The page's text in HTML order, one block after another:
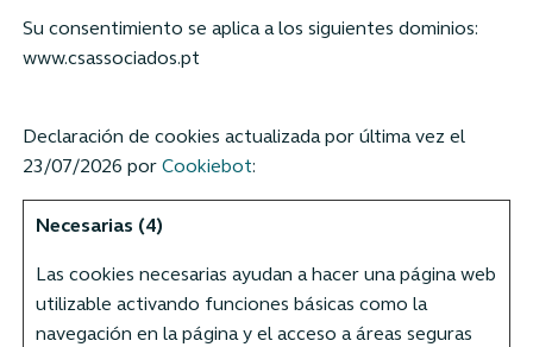
Su consentimiento se aplica a los siguientes dominios:
www.csassociados.pt
Declaración de cookies actualizada por última vez el
23/07/2026 porCookiebot:
Necesarias (4)
Las cookies necesarias ayudan a hacer una página web
utilizable activando funciones básicas como la
navegación en la página y el acceso a áreas seguras